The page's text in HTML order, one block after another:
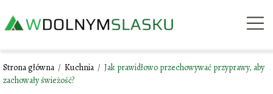
Strona główna / Kuchnia / Jak prawidłowo przechowywać przyprawy, aby
zachowały świeżość?